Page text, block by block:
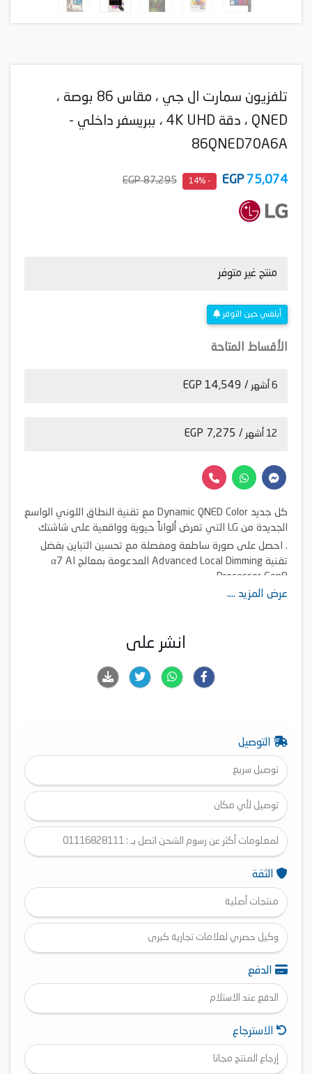
تلفزيون سمارت ال جي ، مقاس 86 بوصة ،
QNED ، دقة 4K UHD ، ببريسفر داخلي -
86QNED70A6A
75,074
EGP
- 14%
87,295 EGP
منتج غير متوفر
أبلغني حين التوفر
الأقساط المتاحة
6 أشهر / 14,549 EGP
12 أشهر / 7,275 EGP
كل جديد Dynamic QNED Color مع تقنية النطاق اللوني الواسع
الجديدة من LG التي تعرض ألواناً حيوية وواقعية على شاشتك
. احصل على صورة ساطعة ومفصلة مع تحسين التباين بفضل
تقنية Advanced Local Dimming المدعومة بمعالج α7 AI
Processor Gen8.
وتحسين الألعاب
عرض المزيد ....
انشر على
التوصيل
توصيل سريع
توصيل لأي مكان
لمعلومات أكثر عن رسوم الشحن اتصل بـ : 01116828111
الثقة
منتجات أصلية
وكيل حصري لعلامات تجارية كبرى
الدفع
الدفع عند الاستلام
الاسترجاع
إرجاع المنتج مجانا